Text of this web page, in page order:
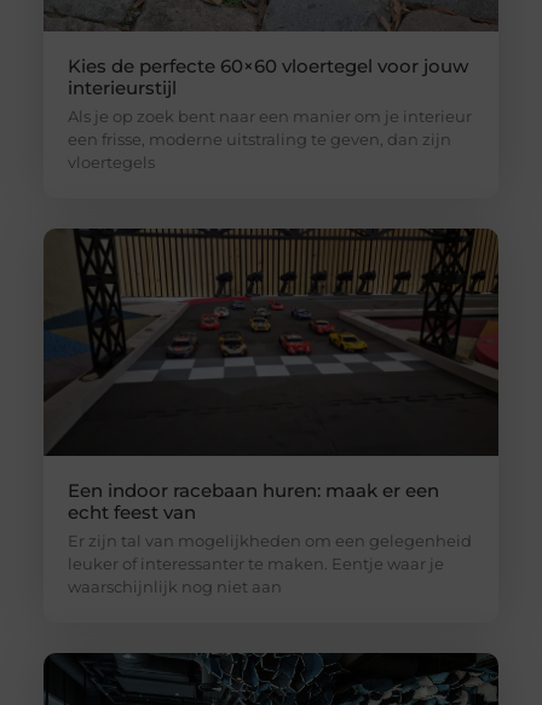
Kies de perfecte 60×60 vloertegel voor jouw
interieurstijl
Als je op zoek bent naar een manier om je interieur
een frisse, moderne uitstraling te geven, dan zijn
vloertegels
Een indoor racebaan huren: maak er een
echt feest van
Er zijn tal van mogelijkheden om een gelegenheid
leuker of interessanter te maken. Eentje waar je
waarschijnlijk nog niet aan